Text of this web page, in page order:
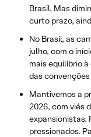
Brasil. Mas
curto prazo,
No Brasil, as
julho, com o
mais equilíbrio
das
Mantivemos a
2026, com viés
expansionistas.
pressionados.